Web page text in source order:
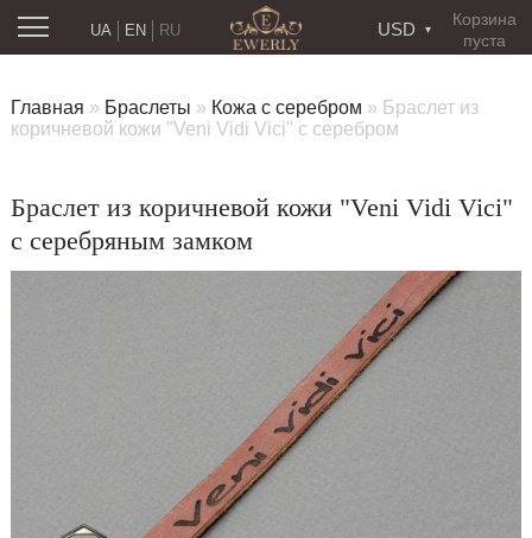
Корзина
пуста
USD
RU
UA EN
Главная » Браслеты » Кожа с серебром » Браслет из
коричневой кожи "Veni Vidi Vici" с серебром
Браслет из коричневой кожи "Veni Vidi Vici"
с серебряным замком